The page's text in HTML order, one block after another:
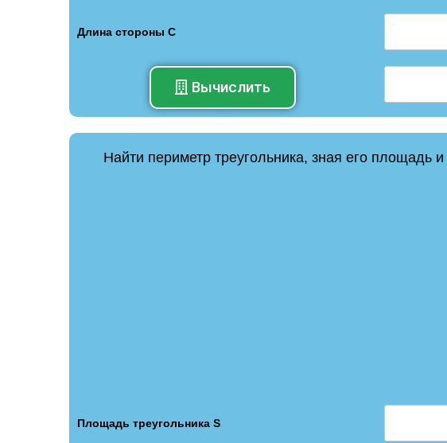
Длина стороны C
Вычислить
Найти периметр треугольника, зная его площадь
Площадь треугольника S